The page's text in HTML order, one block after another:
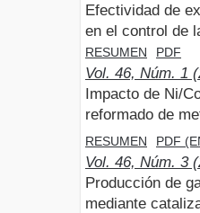
Efectividad de
en el control de
RESUMEN PDF
Vol. 46, Núm. 1
Impacto de Ni/
reformado de
RESUMEN
PDF
Vol. 46, Núm. 3
Producción de
mediante